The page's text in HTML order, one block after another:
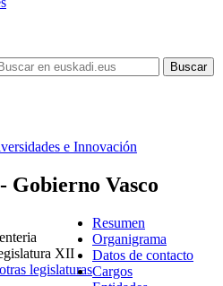
e Innovación
Gobierno Vasco
XII
legislaturas
Resumen
Organigrama
Datos de contacto
Cargos